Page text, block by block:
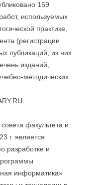
159
используемых
практике,
(регистрации
публикаций, из них
изданий,
методических
факультета и
г. является
разработке и
информатика»